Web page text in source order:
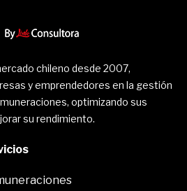
chileno desde 2007,
y emprendedores en la gestión
optimizando sus
su rendimiento.